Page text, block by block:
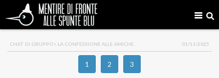
CHAT DI GRUPPO> LA CONFESSIONE ALLE AMICHE 01/11/2025
1 2 3